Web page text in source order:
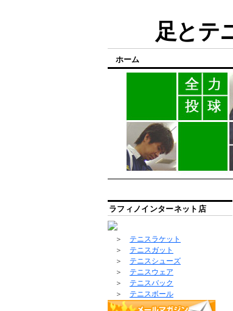
足とテ
ホーム
ラフィノインターネット店
＞ テニスラケット
＞ テニスガット
＞ テニスシューズ
＞ テニスウェア
＞ テニスバック
＞ テニスボール